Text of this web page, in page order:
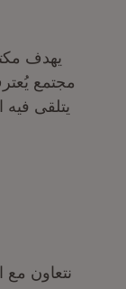
يهدف
مجتمع
يتلقى
نتعاون مع